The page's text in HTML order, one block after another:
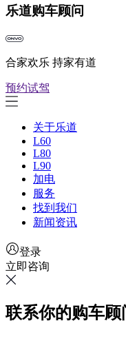
乐道购车顾问
合家欢乐 持家有道
预约试驾
关于乐道
L60
L80
L90
加电
服务
找到我们
新闻资讯
登录
立即咨询
联系你的购车顾